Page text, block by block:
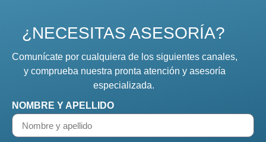
¿NECESITAS ASESORÍA?
Comunícate por cualquiera de los siguientes canales,
y comprueba nuestra pronta atención y asesoría
especializada.
NOMBRE Y APELLIDO